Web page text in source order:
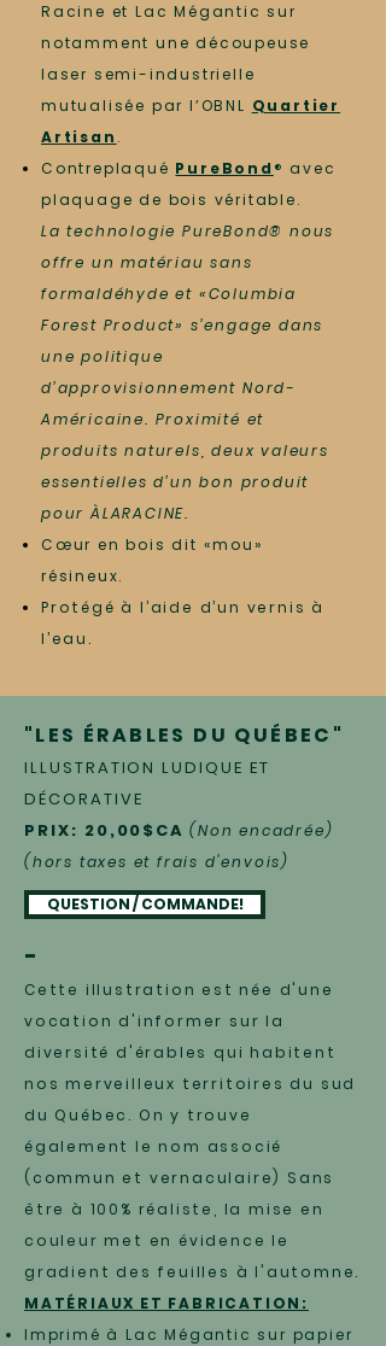
Racine et Lac Mégantic sur
notamment une découpeuse
laser semi-industrielle
mutualisée par l’OBNL Quartier
Artisan .
Contreplaqué PureBond® avec
plaquage de bois véritable.
La technologie PureBond® nous
offre un matériau sans
formaldéhyde et «Columbia
Forest Product» s’engage dans
une politique
d’approvisionnement Nord-
Américaine. Proximité et
produits naturels, deux valeurs
essentielles d’un bon produit
pour ÀLARACINE.
Cœur en bois dit «mou»
résineux.
Protégé à l’aide d’un vernis à
l’eau.
"LES ÉRABLES DU QUÉBEC"
ILLUSTRATION LUDIQUE ET
DÉCORATIVE
PRIX: 20,00$CA(Non encadrée)
(hors taxes et frais d'envois)
-
Cette illustration est née d'une
vocation d'informer sur la
diversité d'érables qui habitent
nos merveilleux territoires du sud
du Québec. On y trouve
également le nom associé
(commun et vernaculaire) Sans
être à 100% réaliste, la mise en
couleur met en évidence le
gradient des feuilles à l'automne.
MATÉRIAUX ET FABRICATION:
Imprimé à Lac Mégantic sur papier
QUESTION / COMMANDE!